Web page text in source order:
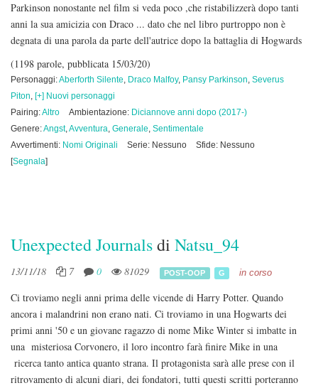
Parkinson nonostante nel film si veda poco ,che ristabilizzerà dopo tanti
anni la sua amicizia con Draco ... dato che nel libro purtroppo non è
degnata di una parola da parte dell'autrice dopo la battaglia di Hogwards
(1198 parole, pubblicata 15/03/20)
Personaggi:Aberforth Silente, Draco Malfoy, Pansy Parkinson, Severus
Piton, [+] Nuovi personaggi
Pairing:Altro Ambientazione: Diciannove anni dopo (2017-)
Genere:Angst,Avventura, Generale, Sentimentale
Avvertimenti: Nomi Originali Serie: Nessuno
Sfide: Nessuno
[Segnala]
Unexpected Journalsdi Natsu_94
13/11/18 7 0 81029 POST-OOP G in corso
Ci troviamo negli anni prima delle vicende di Harry Potter. Quando
ancora i malandrini non erano nati. Ci troviamo in una Hogwarts dei
primi anni '50 e un giovane ragazzo di nome Mike Winter si imbatte in
una misteriosa Corvonero, il loro incontro farà finire Mike in una
ricerca tanto antica quanto strana. Il protagonista sarà alle prese con il
ritrovamento di alcuni diari, dei fondatori, tutti questi scritti porteranno